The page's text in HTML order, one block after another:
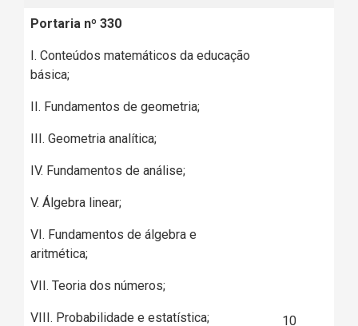
Portaria nº 330
I. Conteúdos matemáticos da educação
básica;
II. Fundamentos de geometria;
III. Geometria analítica;
IV. Fundamentos de análise;
V. Álgebra linear;
VI. Fundamentos de álgebra e
aritmética;
VII. Teoria dos números;
VIII. Probabilidade e estatística; 10